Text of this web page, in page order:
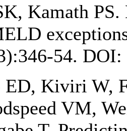
Kamath
54.
Kiviri W,
VM,